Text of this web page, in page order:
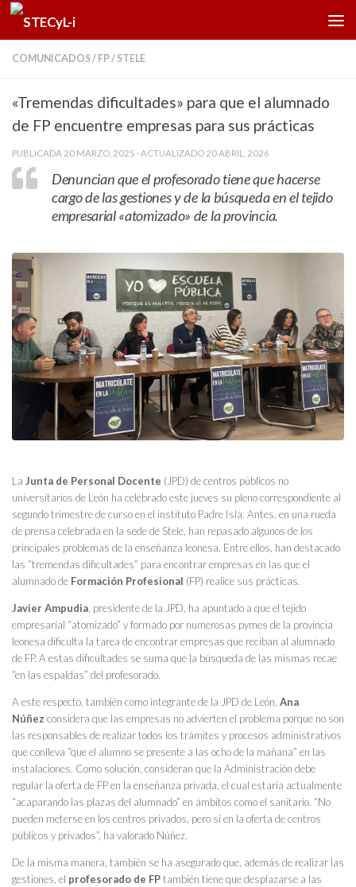
Saltar al contenido
COMUNICADOS/ FP/ STELE
«Tremendas dificultades» para que el alumnado
de FP encuentre empresas para sus prácticas
PUBLICADA 20 MARZO, 2025 · ACTUALIZADO 20 ABRIL, 2026
Denuncian que el profesorado tiene que hacerse
cargo de las gestiones y de la búsqueda en el tejido
empresarial «atomizado» de la provincia.
La Junta de Personal Docente (JPD) de centros públicos no
universitarios de León ha celebrado este jueves su pleno correspondiente al
segundo trimestre de curso en el instituto Padre Isla. Antes, en una rueda
de prensa celebrada en la sede de Stele, han repasado algunos de los
principales problemas de la enseñanza leonesa. Entre ellos, han destacado
las “tremendas dificultades” para encontrar empresas en las que el
alumnado de Formación Profesional (FP) realice sus prácticas.
Javier Ampudia , presidente de la JPD, ha apuntado a que el tejido
empresarial “atomizado” y formado por numerosas pymes de la provincia
leonesa dificulta la tarea de encontrar empresas que reciban al alumnado
de FP. A estas dificultades se suma que la búsqueda de las mismas recae
“en las espaldas” del profesorado.
A este respecto, también como integrante de la JPD de León, Ana
Núñez considera que las empresas no advierten el problema porque no son
las responsables de realizar todos los trámites y procesos administrativos
que conlleva “que el alumno se presente a las ocho de la mañana” en las
instalaciones. Como solución, consideran que la Administración debe
regular la oferta de FP en la enseñanza privada, el cual estaría actualmente
“acaparando las plazas del alumnado” en ámbitos como el sanitario. “No
pueden meterse en los centros privados, pero sí en la oferta de centros
públicos y privados”, ha valorado Núñez.
De la misma manera, también se ha asegurado que, además de realizar las
gestiones, el profesorado de FPtambién tiene que desplazarse a las